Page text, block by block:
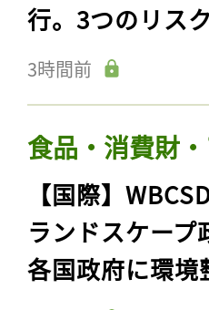
行。3つのリス
3時間前
食品・消費財
【国際】
ランドスケー
各国政府に環境